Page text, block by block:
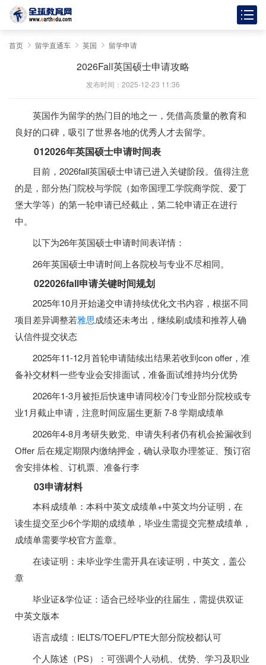
首页 留学直通车 英国 留学申请
2026Fall英国硕士申请攻略
发布时间：2025-12-23 11:36
英国作为留学的热门目的地之一，凭借高质量的教育和
良好的口碑，吸引了世界各地的优秀人才去留学。
012026年英国硕士申请时间表
目前，2026fall英国硕士申请已进入关键阶段。值得注意
的是，部分热门院校与学院（如帝国理工学院商学院、爱丁
堡大学等）的第一轮申请已经截止，第二轮申请正在进行
中。
以下为26年英国硕士申请时间表详情：
26年英国硕士申请时间上各院校与专业不尽相同。
022026fall申请关键时间规划
2025年10月开始递交申请持续优化文书内容，根据不同
项目差异调整若雅思成绩还未考出，继续刷成绩和推荐人确
认信件提交状态
2025年11-12月首轮申请陆续出结果若收到con offer，准
备补交材料一些专业会安排面试，准备面试维持均分优势
2026年1-3月被拒后快速申请同校冷门专业部分院校或专
业1月截止申请，注意时间应届生更新 7-8 学期成绩单
2026年4-8月考研失败党、申请失利者仍有机会捡漏收到
Offer 后在规定期限内缴纳押金，确认录取办理签证、预订宿
舍安排体检、订机票、准备行李
03申请材料
本科成绩单：本科中英文成绩单+中英文均分证明，在
读生提交至少6个学期的成绩单，毕业生需提交完整成绩单，
成绩单需要学校官方盖章。
在读证明：未毕业学生需开具在读证明，中英文，盖公
章
毕业证&学位证：适合已经毕业的往届生，需提供双证
中英文版本
语言成绩：IELTS/TOEFL/PTE大部分院校都认可
个人陈述（PS）：可强调个人动机、优势、学习及职业